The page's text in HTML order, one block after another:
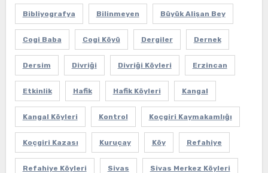
Bibliyografya Bilinmeyen Büyük Alişan Bey
Cogi Baba Cogi Köyü Dergiler Dernek
Dersim Divriği Divriği Köyleri Erzincan
Etkinlik Hafik Hafik Köyleri Kangal
Kangal Köyleri Kontrol Koçgiri Kaymakamlığı
Koçgiri Kazası Kuruçay Köy Refahiye
Refahiye Köyleri Sivas Sivas Merkez Köyleri